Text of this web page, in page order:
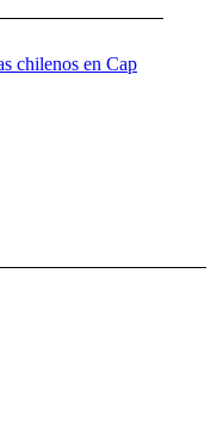
chilenos en Cap